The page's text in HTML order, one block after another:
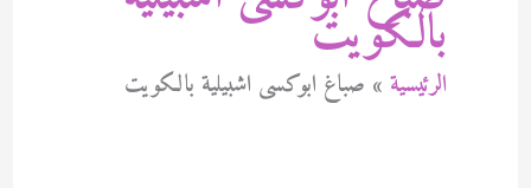
بالكويت
الرئيسية صباغ ابوكسى اشبيلية بالكويت